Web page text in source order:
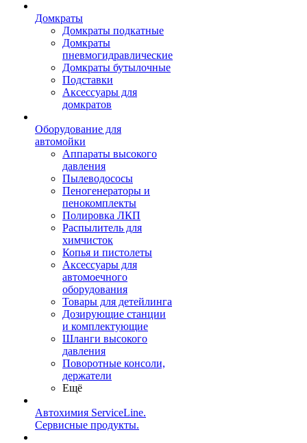
Домкраты
Домкраты подкатные
Домкраты
пневмогидравлические
Домкраты бутылочные
Подставки
Аксессуары для
домкратов
Оборудование для
автомойки
Аппараты высокого
давления
Пылеводососы
Пеногенераторы и
пенокомплекты
Полировка ЛКП
Распылитель для
химчисток
Копья и пистолеты
Аксессуары для
автомоечного
оборудования
Товары для детейлинга
Дозирующие станции
и комплектующие
Шланги высокого
давления
Поворотные консоли,
держатели
Ещё
Автохимия ServiceLine.
Сервисные продукты.